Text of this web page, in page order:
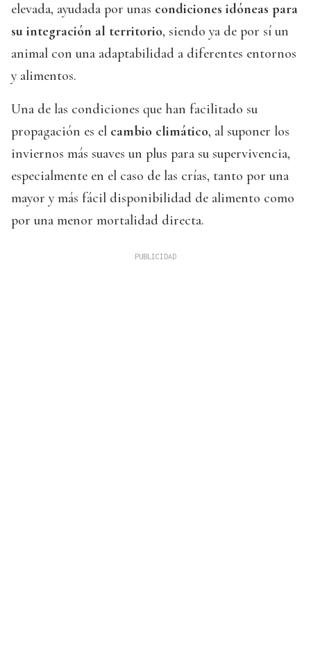
elevada, ayudada por unas condiciones idóneas para
su integración al territorio, siendo ya de por sí un
animal con una adaptabilidad a diferentes entornos
y alimentos.
Una de las condiciones que han facilitado su
propagación es el cambio climático, al suponer los
inviernos más suaves un plus para su supervivencia,
especialmente en el caso de las crías, tanto por una
mayor y más fácil disponibilidad de alimento como
por una menor mortalidad directa.